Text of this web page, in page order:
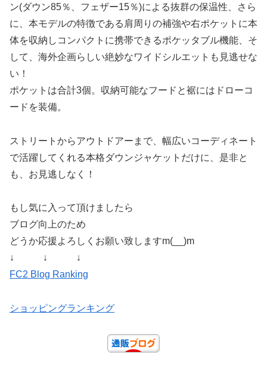
ン(ダウン85％、フェザー15％)による抜群の保温性、さら
に、本モデルの特徴である肩周りの補強や右ポケットに本
体を収納しコンパクトに携帯できるポケッタブル機能、そ
して、海外企画らしい絶妙なワイドシルエットも見逃せな
い！
ポケットは合計3個。収納可能なフードと裾にはドローコ
ードを装備。
ストリートからアウトドアーまで、幅広いコーディネート
で活躍してくれる本格ダウンジャケットだけに、是非と
も、お見逃しなく！
もし気に入って頂けましたら
ブログ向上のため
どうか応援よろしくお願い致しますm(__)m
↓ ↓ ↓
FC2 Blog Ranking
ショッピングランキング